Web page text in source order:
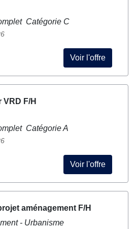
Catégorie C
Voir l'offre
VRD F/H
Catégorie A
Voir l'offre
aménagement F/H
- Urbanisme